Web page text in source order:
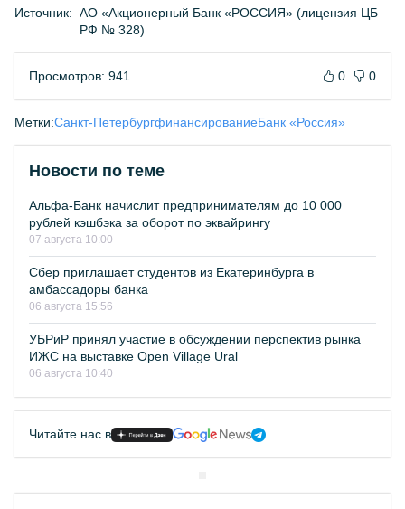
Источник: АО «Акционерный Банк «РОССИЯ» (лицензия ЦБ
РФ № 328)
Просмотров: 941 0 0
Метки:Санкт-ПетербургфинансированиеБанк «Россия»
Новости по теме
Альфа-Банк начислит предпринимателям до 10 000
рублей кэшбэка за оборот по эквайрингу
07 августа 10:00
Сбер приглашает студентов из Екатеринбурга в
амбассадоры банка
06 августа 15:56
УБРиР принял участие в обсуждении перспектив рынка
ИЖС на выставке Open Village Ural
06 августа 10:40
Читайте нас в